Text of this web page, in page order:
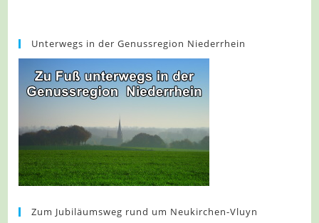
Unterwegs in der Genussregion Niederrhein
Zum Jubiläumsweg rund um Neukirchen-Vluyn